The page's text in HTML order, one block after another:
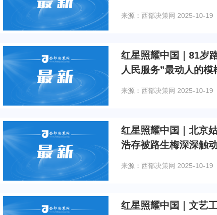
来源：西部决策网 2025-10-19
红星照耀中国｜81岁
人民服务”最动人的模
来源：西部决策网 2025-10-19
红星照耀中国｜北京
浩存被路生梅深深触
来源：西部决策网 2025-10-19
红星照耀中国｜文艺